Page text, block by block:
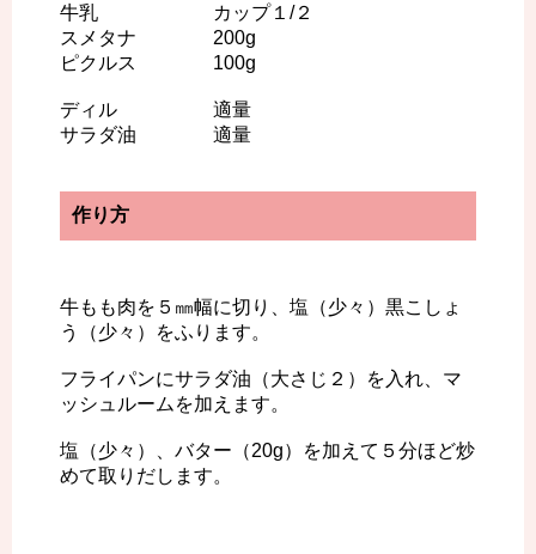
牛乳 カップ１/２
スメタナ 200g
ピクルス 100g
ディル 適量
サラダ油 適量
作り方
牛もも肉を５㎜幅に切り、塩（少々）黒こしょ
う（少々）をふります。
フライパンにサラダ油（大さじ２）を入れ、マ
ッシュルームを加えます。
塩（少々）、バター（20g）を加えて５分ほど炒
めて取りだします。